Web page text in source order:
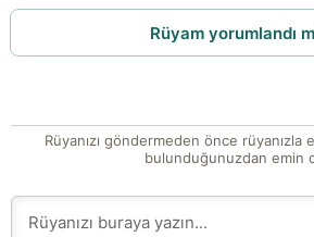
Rüyam yorumlandı
Rüyanızı göndermeden önce rüyanızla
bulunduğunuzdan emin